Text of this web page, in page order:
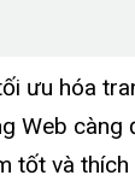
ưu hóa
Web càng
tốt và